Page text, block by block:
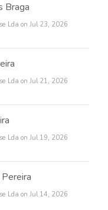
Braga
Lda on Jul 23, 2026
Lda on Jul 21, 2026
Lda on Jul 19, 2026
Lda on Jul 14, 2026